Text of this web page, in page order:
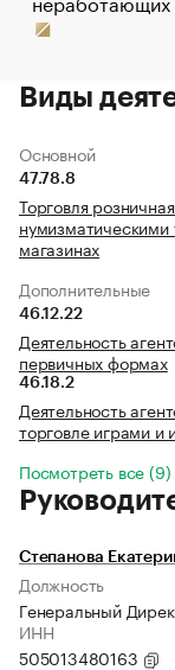
Виды
Основной
47.78.8
Торговля
магазинах
Дополнительные
46.12.22
Деятельность
первичных формах
46.18.2
Деятельность
торговле играми
Посмотреть все (9)
Степанова
Должность
Генеральный
ИНН
505013480163